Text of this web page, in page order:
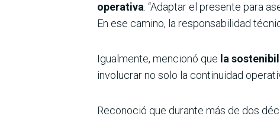
operativa . “Adaptar el presente para
En ese camino, la responsabilidad
Igualmente, mencionó que la
involucrar no solo la continuidad
Reconoció que durante más de dos